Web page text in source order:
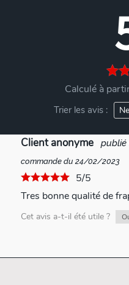
Calculé à
Trier les avis :
Client anonyme
commande du 24/02/2023
5/5
Tres bonne qualité de
Cet avis a-t-il été utile ?